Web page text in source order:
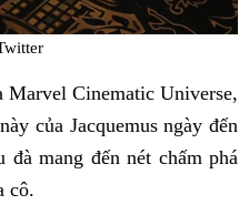
Marvel Cinematic Universe,
của Jacquemus ngày đến
mang đến nét chấm phá
cô.